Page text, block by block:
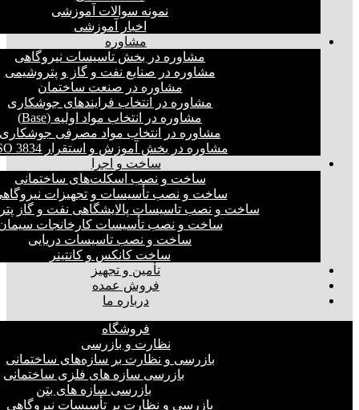
نمونه سوالات آموزشی
اخبار آموزشی
مشاوره
مشاوره در بخش تاسیسات نیروگاهی
مشاوره در صنایع نفت و گاز و پتروشیمی
مشاوره در صنعت ساختمان
مشاوره در انتخاب فرایند‌های جوشکاری
مشاوره در انتخاب مواد اولیه (Base)
مشاوره در انتخاب مواد مصرفی
مشاوره در بخش آموزش و استقرار ISO 3834
ساخت و اجرا
ساخت و نصب اسکلت‌های ساختمانی
ساخت و نصب تأسیسات و تجهیزات
ساخت و نصب تاسیسات پالایشگاهی نفت و گاز
ساخت و نصب تأسیسات کارخانجات
ساخت و نصب تاسیسات دریایی
ساخت کانکس و کانتینر
تأمین و تجهیز
فروش عمده
درباره ما
فروشگاه
نظارت و بازرسی
بازرسی و نظارت بر سازه‌های ساختمانی
بازرسی سازه های فلزی ساختمانی
بازرسی سازه های بتن
بازرسی و نظارت بر تأسیسات نیروگاهی